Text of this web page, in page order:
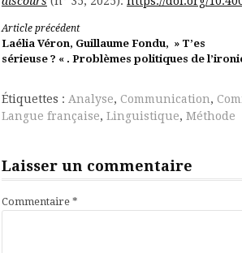
Lire
la
suite
Article précédent
Laélia Véron, Guillaume Fondu, » T’es
sérieuse ? « . Problèmes politiques de
Étiquettes : Analyse, Communication,
Langue française, Linguistique, Méthode
Laisser un commentaire
Commentaire *